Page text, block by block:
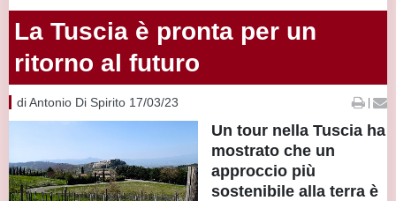
La Tuscia è pronta per un
ritorno al futuro
di Antonio Di Spirito 17/03/23 |
Un tour nella Tuscia ha
mostrato che un
approccio più
sostenibile alla terra è